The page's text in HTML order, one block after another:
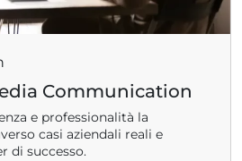
Communication
e professionalità la
casi aziendali reali e
di successo.